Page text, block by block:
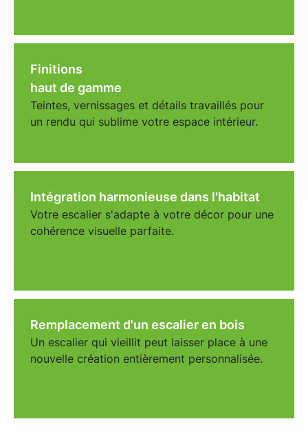
Finitions
haut de gamme
Teintes, vernissages et détails travaillés pour
un rendu qui sublime votre espace intérieur.
Intégration harmonieuse dans l'habitat
Votre escalier s'adapte à votre décor pour une
cohérence visuelle parfaite.
Remplacement d'un escalier en bois
Un escalier qui vieillit peut laisser place à une
nouvelle création entièrement personnalisée.